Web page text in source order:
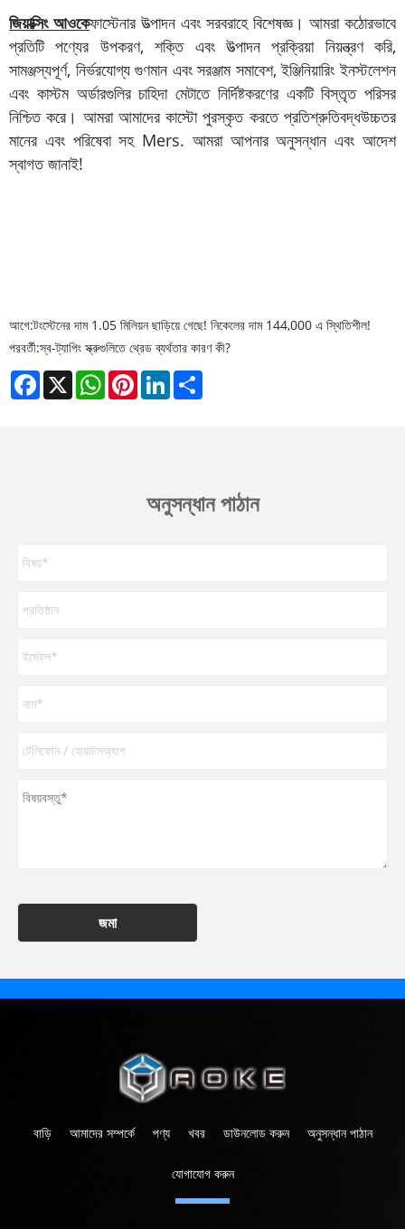
জিয়াক্সিং আওকেফাস্টেনার উত্পাদন এবং সরবরাহে বিশেষজ্ঞ। আমরা কঠোরভাবে
প্রতিটি পণ্যের উপকরণ, শক্তি এবং উত্পাদন প্রক্রিয়া নিয়ন্ত্রণ করি,
সামঞ্জস্যপূর্ণ, নির্ভরযোগ্য গুণমান এবং সরঞ্জাম সমাবেশ, ইঞ্জিনিয়ারিং ইনস্টলেশন
এবং কাস্টম অর্ডারগুলির চাহিদা মেটাতে নির্দিষ্টকরণের একটি বিস্তৃত পরিসর
নিশ্চিত করে। আমরা আমাদের কাস্টো পুরস্কৃত করতে প্রতিশ্রুতিবদ্ধউচ্চতর
মানের এবং পরিষেবা সহ Mers. আমরা আপনার অনুসন্ধান এবং আদেশ
স্বাগত জানাই!
আগে:টংস্টেনের দাম 1.05 মিলিয়ন ছাড়িয়ে গেছে! নিকেলের দাম 144,000 এ স্থিতিশীল!
পরবর্তী:স্ব-ট্যাপিং স্ক্রুগুলিতে থ্রেড ব্যর্থতার কারণ কী?
Facebook
X WhatsAppPinterestLinkedIn
অনুসন্ধান পাঠান
জমা
বাড়ি আমাদের সম্পর্কে পণ্য খবর ডাউনলোড করুন অনুসন্ধান পাঠান
যোগাযোগ করুন